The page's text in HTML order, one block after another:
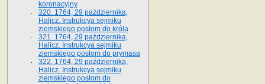
koronacyjny
320. 1764, 29 października,
Halicz. Instrukcya sejmiku
ziemskiego posłom do króla
321. 1764, 29 października,
Halicz. Instrukcya sejmiku
ziemskiego posłom do prymasa
322. 1764, 29 października,
Halicz. Instrukcya sejmiku
ziemskiego posłom do